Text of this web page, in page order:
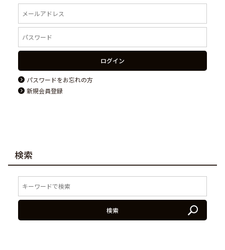
ログイン
パスワードをお忘れの方
新規会員登録
検索
検索